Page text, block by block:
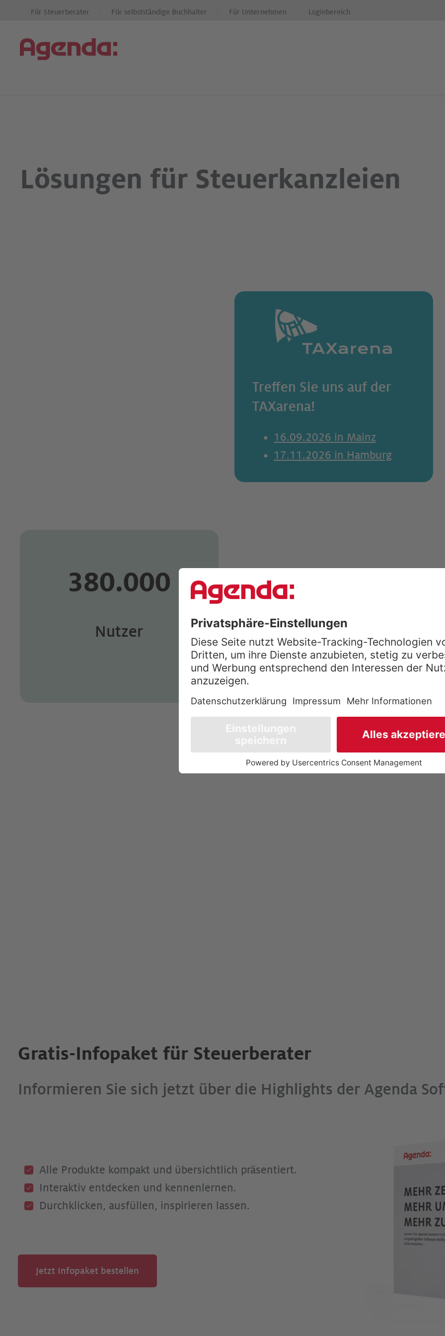
Für Steuerberater Für selbstständige Buchhalter Für Unternehmen Loginbereich
Lösungen für Steuerkanzleien
Treffen Sie uns auf der
TAXarena!
16.09.2026 in Mainz
17.11.2026 in Hamburg
380.000
Nutzer
Gratis-Infopaket für Steuerberater
Informieren Sie sich jetzt über die Highlights der Agenda
Alle Produkte kompakt und übersichtlich präsentiert.
Interaktiv entdecken und kennenlernen.
Durchklicken, ausfüllen, inspirieren lassen.­
Jetzt Infopaket bestellen